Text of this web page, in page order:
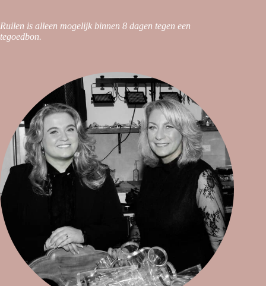
Ruilen is alleen mogelijk binnen 8 dagen tegen een
tegoedbon.